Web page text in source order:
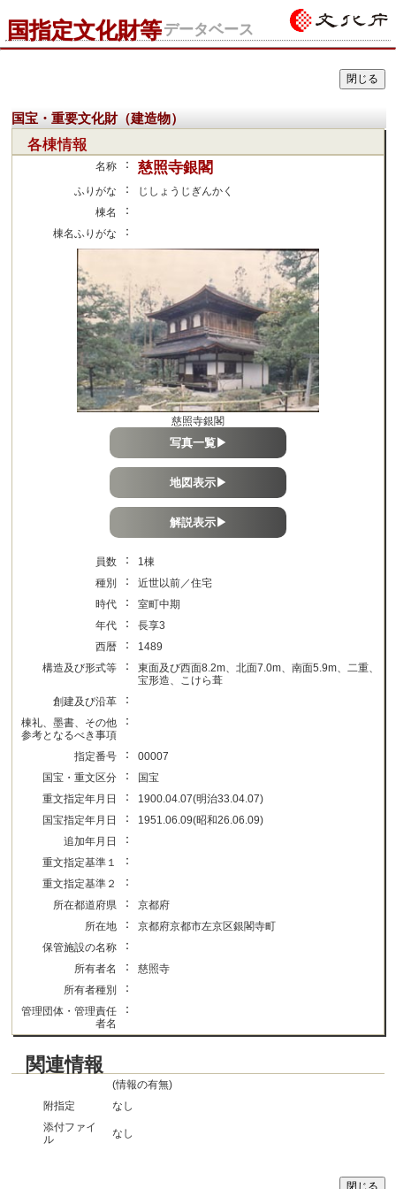
国指定文化財等データベース
国宝・重要文化財（建造物）
各棟情報
名称 ： 慈照寺銀閣
ふりがな ：
じしょうじぎんかく
棟名
：
棟名ふりがな ：
慈照寺銀閣
写真一覧▶
地図表示▶
解説表示▶
員数 ：
1棟
種別
：
近世以前／住宅
時代
：
室町中期
年代
：
長享3
西暦
：
1489
構造及び形式等
：
東面及び西面8.2m、北面7.0m、南面5.9m、二重、
宝形造、こけら葺
創建及び沿革
：
棟礼、墨書、その他
参考となるべき事項
：
指定番号 ：
00007
国宝・重文区分
：
国宝
重文指定年月日
：
1900.04.07(明治33.04.07)
国宝指定年月日
：
1951.06.09(昭和26.06.09)
追加年月日
：
重文指定基準１ ：
重文指定基準２ ：
所在都道府県 ：
京都府
所在地
：
京都府京都市左京区銀閣寺町
保管施設の名称
：
所有者名 ：
慈照寺
所有者種別
：
管理団体・管理責任
者名
：
関連情報
(情報の有無)
附指定
なし
添付ファイ
ル
なし